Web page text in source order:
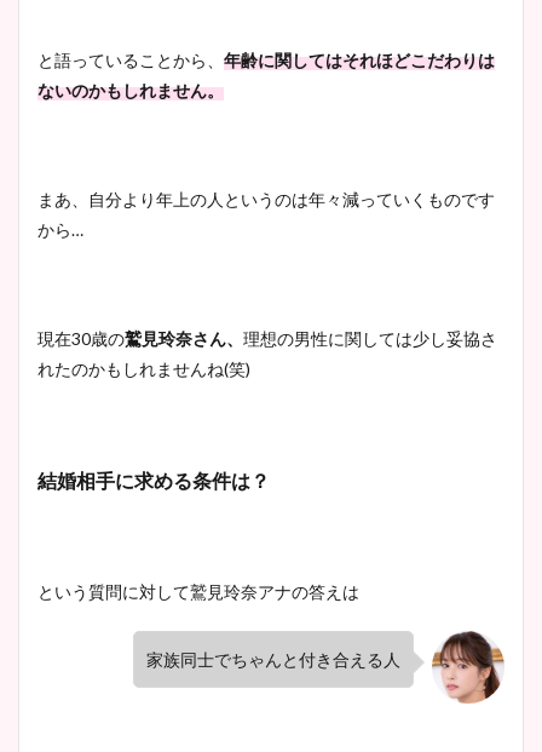
と語っていることから、 年齢に関してはそれほどこだわりは
ないのかもしれません。
まあ、自分より年上の人というのは年々減っていくものです
から…
現在30歳の鷲見玲奈さん、 理想の男性に関しては少し妥協さ
れたのかもしれませんね(笑)
結婚相手に求める条件は？
という質問に対して鷲見玲奈アナの答えは
家族同士でちゃんと付き合える人